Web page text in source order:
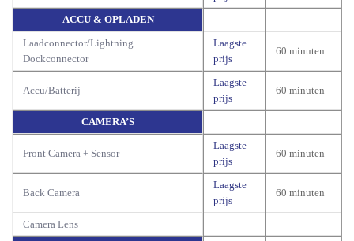
ACCU & OPLADEN
Laadconnector/Lightning
Dockconnector
Laagste
prijs
60 minuten
Accu/Batterij
Laagste
prijs
60 minuten
CAMERA’S
Front Camera + Sensor
Laagste
prijs
60 minuten
Back Camera
Laagste
prijs
60 minuten
Camera Lens